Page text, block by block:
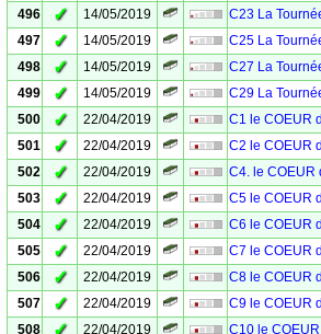
496
✓ 14/05/2019
C23 La
497
✓ 14/05/2019
C25 La
498
✓ 14/05/2019
C27 La
499
✓ 14/05/2019
C29 La
500
✓ 22/04/2019
C1 le COEUR
501
✓ 22/04/2019
C2 le COEUR
502
✓ 22/04/2019
C4. le COEUR
503
✓ 22/04/2019
C5 le COEUR
504
✓ 22/04/2019
C6 le COEUR
505
✓ 22/04/2019
C7 le COEUR
506
✓ 22/04/2019
C8 le COEUR
507
✓ 22/04/2019
C9 le COEUR
508
22/04/2019
C10 le